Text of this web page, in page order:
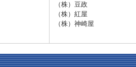
（株）豆政
（株）紅屋
（株）神崎屋